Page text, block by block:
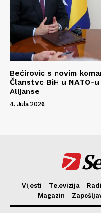
Bećirović s novim
Članstvo BiH u NATO-
Alijanse
4. Jula 2026.
Vijesti Televizija
Magazin